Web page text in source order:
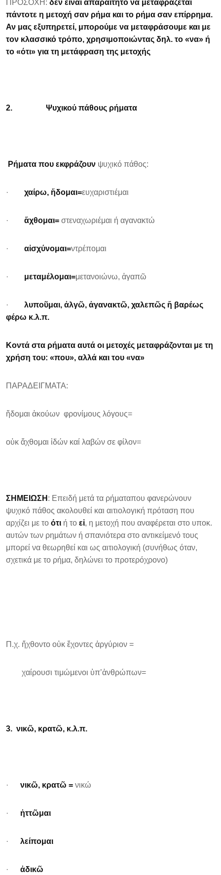
ΠΡΟΣΟΧΗ: δεν είναι απαραίτητο να μεταφράζεται
πάντοτε η μετοχή σαν ρήμα και το ρήμα σαν επίρρημα.
Αν μας εξυπηρετεί, μπορούμε να μεταφράσουμε και με
τον κλασσικό τρόπο, χρησιμοποιώντας δηλ. το «να» ή
το «ότι» για τη μετάφραση της μετοχής
2. Ψυχικού πάθους ρήματα
Ρήματα που εκφράζουν ψυχικό πάθος:
· χαίρω, ἥδομαι=ευχαριστιέμαι
· ἄχθομαι= στεναχωριέμαι ή αγανακτώ
· αἰσχύνομαι=ντρέπομαι
· μεταμέλομαι=μετανοιώνω, ἀγαπῶ
· λυποῦμαι, ἀλγῶ, ἀγανακτῶ, χαλεπῶς ἤ βαρέως
φέρω κ.λ.π.
Κοντά στα ρήματα αυτά οι μετοχές μεταφράζονται με τη
χρήση του: «που», αλλά και του «να»
ΠΑΡΑΔΕΙΓΜΑΤΑ:
ἥδομαι ἀκούων φρονίμους λόγους=
οὐκ ἄχθομαι ἰδών καί λαβών σε φίλον=
ΣΗΜΕΙΩΣΗ : Επειδή μετά τα ρήματαπου φανερώνουν
ψυχικό πάθος ακολουθεί και αιτιολογική πρόταση που
αρχίζει με το ότι ή το εἰ, η μετοχή που αναφέρεται στο υποκ.
αυτών των ρημάτων ή σπανιότερα στο αντικείμενό τους
μπορεί να θεωρηθεί και ως αιτιολογική (συνήθως όταν,
σχετικά με το ρήμα, δηλώνει το προτερόχρονο)
Π.χ. ἤχθοντο οὐκ ἔχοντες ἀργύριον =
χαίρουσι τιμώμενοι ὑπ’ἀνθρώπων=
3. νικῶ, κρατῶ, κ.λ.π.
· νικῶ, κρατῶ = νικώ
· ἡττῶμαι
· λείπομαι
· ἀδικῶ